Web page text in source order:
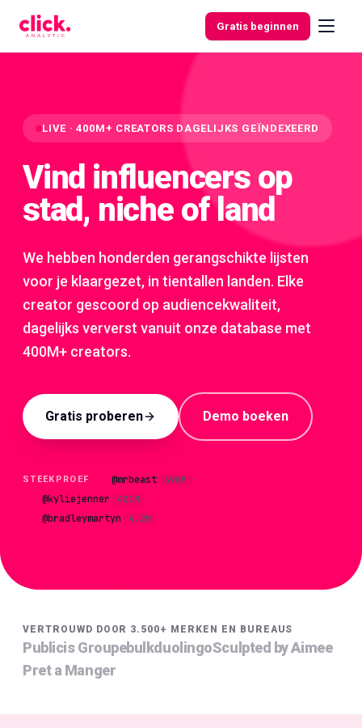
Gratis beginnen
Functies
Gratis
tools
🇳🇱NL
LIVE · 400M+ CREATORS DAGELIJKS GEÏNDEXEERD
Vind influencers op
stad, niche of land
We hebben honderden gerangschikte lijsten
voor je klaargezet, in tientallen landen. Elke
creator gescoord op audiencekwaliteit,
dagelijks ververst vanuit onze database met
400M+ creators.
Gratis proberen Demo boeken
STEEKPROEF @mrbeast· 398M ·
@kyliejenner· 401M ·
@bradleymartyn· 4.2M ·
VERTROUWD DOOR 3.500+ MERKEN EN BUREAUS
Publicis GroupebulkduolingoSculpted by Aimee
Pret a Manger